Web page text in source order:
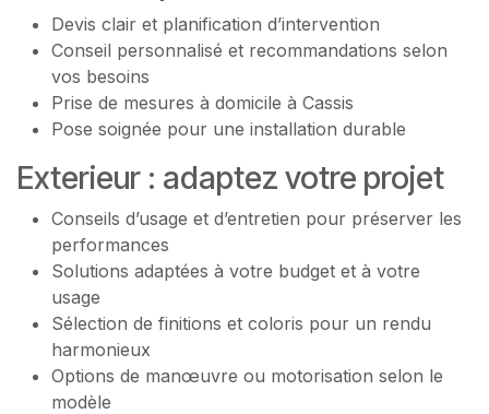
Devis clair et planification d’intervention
Conseil personnalisé et recommandations selon
vos besoins
Prise de mesures à domicile à Cassis
Pose soignée pour une installation durable
Exterieur : adaptez votre projet
Conseils d’usage et d’entretien pour préserver les
performances
Solutions adaptées à votre budget et à votre
usage
Sélection de finitions et coloris pour un rendu
harmonieux
Options de manœuvre ou motorisation selon le
modèle